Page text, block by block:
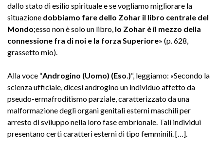
dallo stato di esilio spirituale e se vogliamo migliorare la
situazione dobbiamo fare dello Zohar il libro centrale del
Mondo;esso non è solo un libro, lo Zohar è il mezzo della
connessione fra di noi e la forza Superiore» (p. 628,
grassetto mio).
Alla voce “Androgino (Uomo) (Eso.)“, leggiamo: «Secondo la
scienza ufficiale, dicesi androgino un individuo affetto da
pseudo-ermafroditismo parziale, caratterizzato da una
malformazione degli organi genitali esterni maschili per
arresto di sviluppo nella loro fase embrionale. Tali individui
presentano certi caratteri esterni di tipo femminili. […].